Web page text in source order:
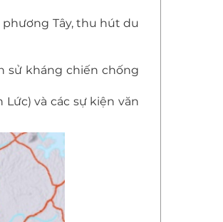
phương Tây, thu hút du
sử kháng chiến chống
Lức) và các sự kiện văn